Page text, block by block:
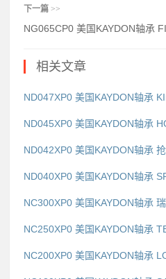
下一篇 >>
NG065CP0 美国KAYDON轴承
相关文章
ND047XP0 美国KAYDON轴承
ND042XP0 美国KAYDON轴承
NC300XP0 美国KAYDON轴承
NC200XP0 美国KAYDON轴承